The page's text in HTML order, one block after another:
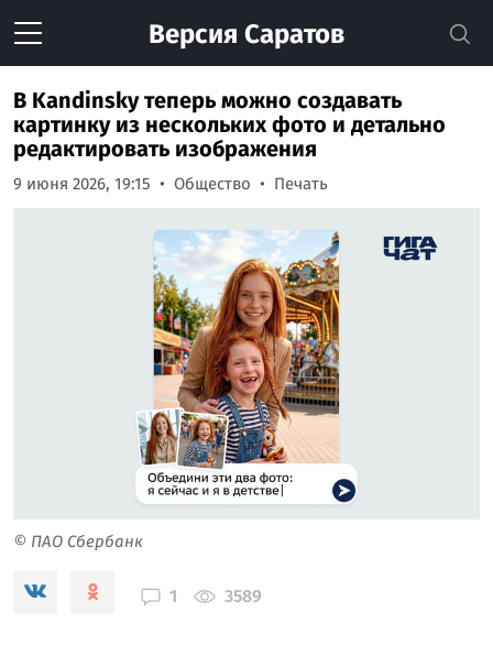
Версия Саратов
В Kandinsky теперь можно создавать
картинку из нескольких фото и детально
редактировать изображения
9 июня 2026, 19:15 Общество Печать
© ПАО Сбербанк
1 3589